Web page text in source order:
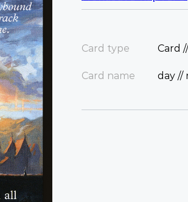
Card type Card
Card name day //